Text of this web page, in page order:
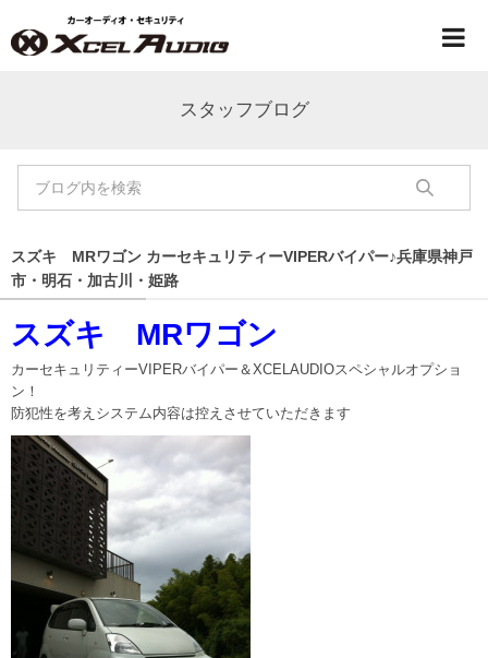
スタッフブログ
スズキ MRワゴン カーセキュリティーVIPERバイパー♪兵庫県神戸
市・明石・加古川・姫路
スズキ MRワゴン
カーセキュリティーVIPERバイパー＆XCELAUDIOスペシャルオプショ
ン！
防犯性を考えシステム内容は控えさせていただきます